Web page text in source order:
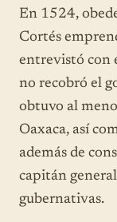
En 1524,
Cortés
entrevistó con
no recobró el
obtuvo al
Oaxaca, así
además de
capitán
gubernativas.